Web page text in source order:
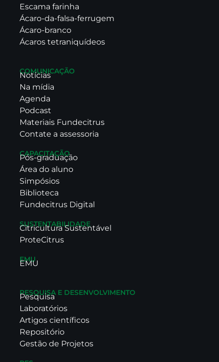
Escama farinha
Ácaro-da-falsa-ferrugem
Ácaro-branco
Ácaros tetraniquídeos
COMUNICAÇÃO
Notícias
Na mídia
Agenda
Podcast
Materiais Fundecitrus
Contate a assessoria
CAPACITAÇÃO
Pós-graduação
Área do aluno
Simpósios
Biblioteca
Fundecitrus Digital
SUSTENTABILIDADE
Citricultura Sustentável
ProteCitrus
EMU
EMU
PESQUISA E DESENVOLVIMENTO
Pesquisa
Laboratórios
Artigos científicos
Repositório
Gestão de Projetos